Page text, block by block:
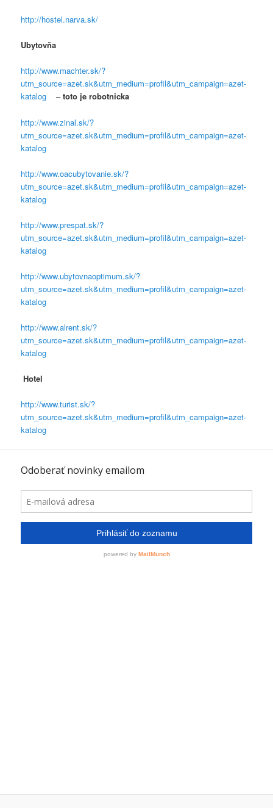
http://hostel.narva.sk/
Ubytovňa
http://www.machter.sk/?
utm_source=azet.sk&utm_medium=profil&utm_campaign=azet-
katalog –toto je robotnicka
http://www.zinal.sk/?
utm_source=azet.sk&utm_medium=profil&utm_campaign=azet-
katalog
http://www.oacubytovanie.sk/?
utm_source=azet.sk&utm_medium=profil&utm_campaign=azet-
katalog
http://www.prespat.sk/?
utm_source=azet.sk&utm_medium=profil&utm_campaign=azet-
katalog
http://www.ubytovnaoptimum.sk/?
utm_source=azet.sk&utm_medium=profil&utm_campaign=azet-
katalog
http://www.alrent.sk/?
utm_source=azet.sk&utm_medium=profil&utm_campaign=azet-
katalog
Hotel
http://www.turist.sk/?
utm_source=azet.sk&utm_medium=profil&utm_campaign=azet-
katalog